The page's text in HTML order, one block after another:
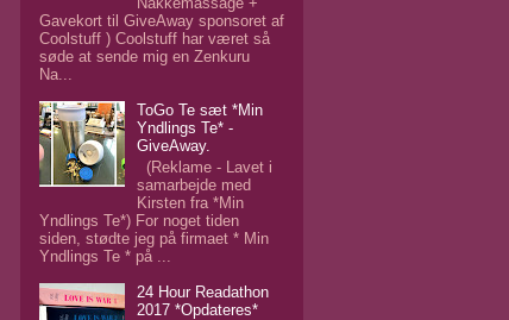
Gavekort til GiveAway sponsoret af
Coolstuff ) Coolstuff har været så
søde at sende mig en Zenkuru
Na...
ToGo Te sæt *Min
Yndlings Te* -
GiveAway.
(Reklame - Lavet i
samarbejde med
Kirsten fra *Min
Yndlings Te*) For noget tiden
siden, stødte jeg på firmaet * Min
Yndlings Te * på ...
24 Hour Readathon
2017 *Opdateres*